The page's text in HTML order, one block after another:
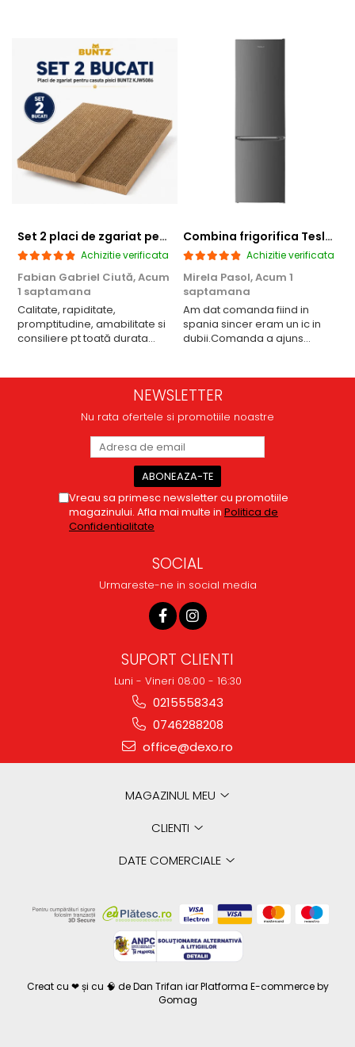
Set 2 placi de zgariat pentru casuta pisici BUNTZ KJW5086, compatibile cu casuta 59 x 28.5 x 35 cm
Achizitie verificata
Fabian Gabriel Ciută,Acum
1 saptamana
Calitate, rapiditate,
promptitudine, amabilitate si
consiliere pt toată durata
Combina frigorifica Tesla RC2600HXE, 262 l, Clasa E, Iluminare LED, dezghetare automata frigider, H 180 cm, Inox
Achizitie verificata
Mirela Pasol,Acum 1
saptamana
Am dat comanda fiind in
spania sincer eram un ic in
dubii.Comanda a ajuns
comanda super de treaba,va
multumesc pentru rapiditate
si amabilitate,RECOMAND
100%
NEWSLETTER
Nu rata ofertele si promotiile noastre
Vreau sa primesc newsletter cu promotiile
magazinului. Afla mai multe in Politica de
Confidentialitate
SOCIAL
Urmareste-ne in social media
SUPORT CLIENTI
Luni - Vineri 08:00 - 16:30
0215558343
0746288208
office@dexo.ro
MAGAZINUL MEU
CLIENTI
DATE COMERCIALE
Creat cu ❤ și cu 🧠 de Dan Trifan iar Platforma E-commerce by
Gomag